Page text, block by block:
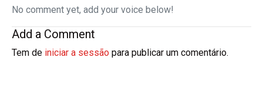
No comment yet, add your voice below!
Add a Comment
Tem de iniciar a sessão para publicar um comentário.